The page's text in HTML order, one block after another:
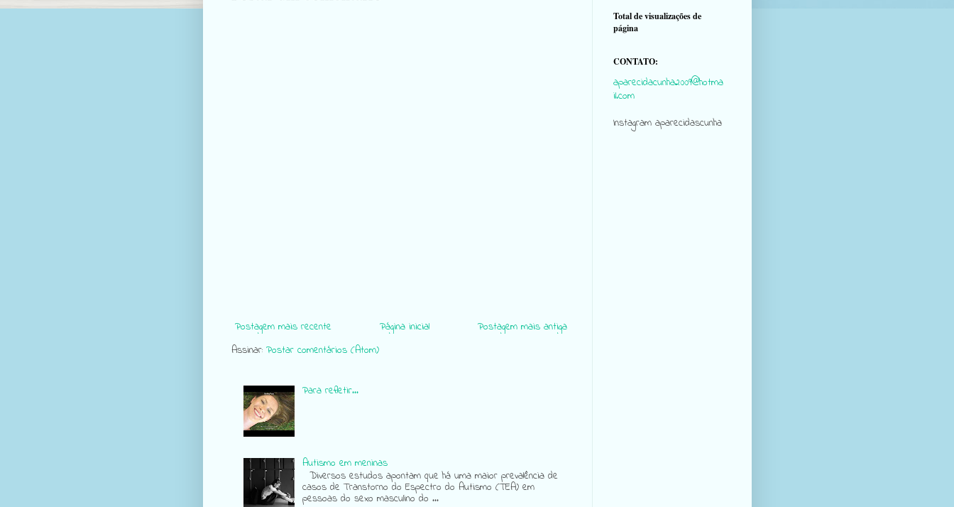
Postagem mais recente Postagem mais antiga
Página inicial
Assinar: Postar comentários (Atom)
Para refletir...
Autismo em meninas
Diversos estudos apontam que há uma maior prevalência de
casos de Transtorno do Espectro do Autismo (TEA) em
pessoas do sexo masculino do ...
Total de visualizações de
página
CONTATO:
aparecidacunha2009@hotma
il.com
Instagram aparecidascunha